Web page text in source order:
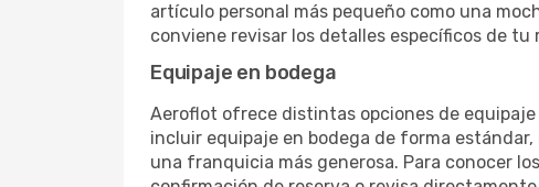
artículo personal más pequeño como una
conviene revisar los detalles específicos de tu
Equipaje en bodega
Aeroflot ofrece distintas opciones de
incluir equipaje en bodega de forma
una franquicia más generosa. Para conocer